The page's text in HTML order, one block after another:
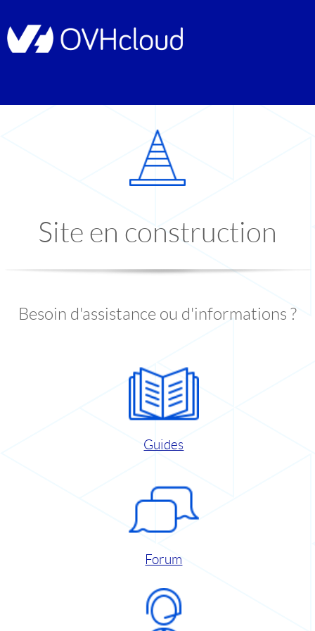
Site en construction
Besoin d'assistance ou d'informations ?
Guides
Forum